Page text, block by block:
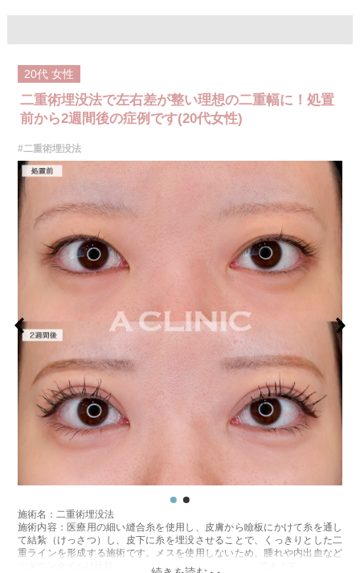
20代 女性
二重術埋没法で左右差が整い理想の二重幅に！処置
前から2週間後の症例です(20代女性)
#二重術埋没法
施術名：二重術埋没法
施術内容：医療用の細い縫合糸を使用し、皮膚から瞼板にかけて糸を通し
て結紮（けっさつ）し、皮下に糸を埋没させることで、くっきりとした二
重ラインを形成する施術です。メスを使用しないため、腫れや内出血など
のダウンタイムは比較的少なく、自然な仕上がりが期待できます。